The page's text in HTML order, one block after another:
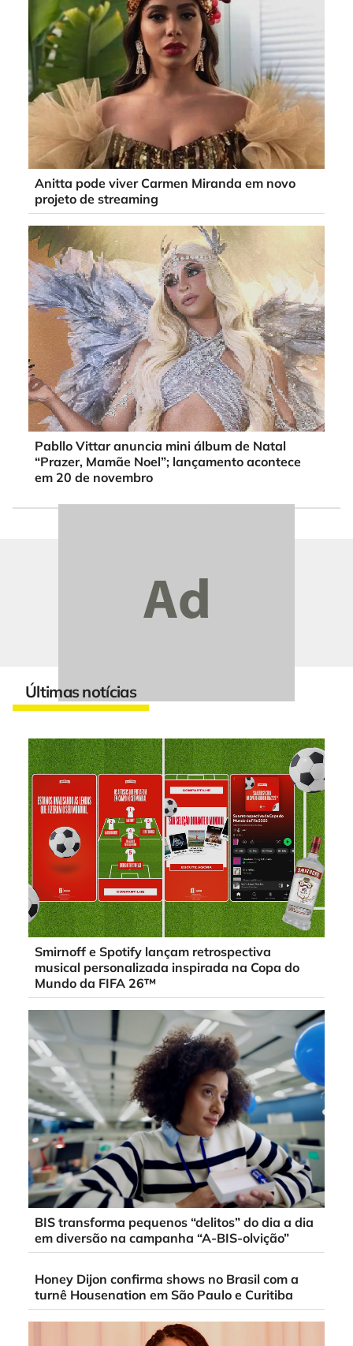
Anitta pode viver Carmen Miranda em novo
projeto de streaming
Pabllo Vittar anuncia mini álbum de Natal
“Prazer, Mamãe Noel”; lançamento acontece
em 20 de novembro
Últimas notícias
Smirnoff e Spotify lançam retrospectiva
musical personalizada inspirada na Copa do
Mundo da FIFA 26™
BIS transforma pequenos “delitos” do dia a dia
em diversão na campanha “A-BIS-olvição”
Honey Dijon confirma shows no Brasil com a
turnê Housenation em São Paulo e Curitiba